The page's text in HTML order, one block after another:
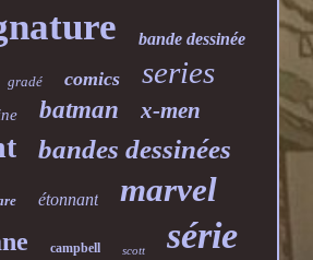
bande dessinée
gradé comics series
batman x-men
bandes dessinées
étonnant marvel
campbell scott série